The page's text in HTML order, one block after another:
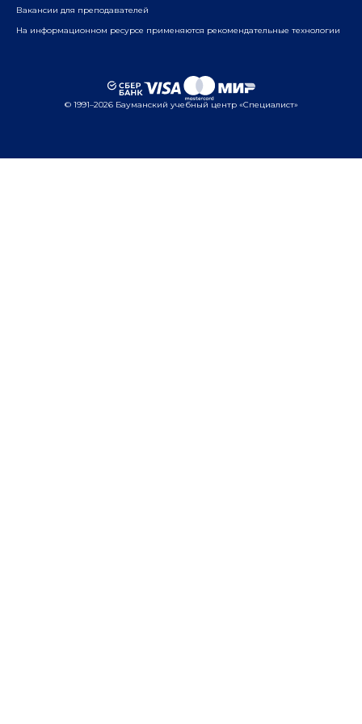
Вакансии для преподавателей
На информационном ресурсе применяются рекомендательные технологии
© 1991–2026 Бауманский учебный центр «Специалист»